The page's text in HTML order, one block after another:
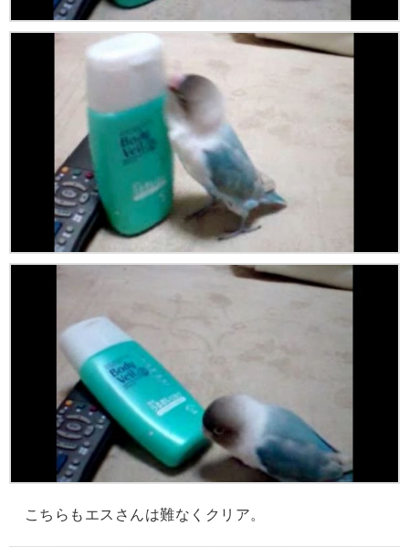
こちらもエスさんは難なくクリア。